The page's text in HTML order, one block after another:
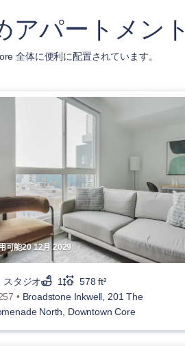
アパートメント
全体に便利に配置されています。
可能20 12月 2029
スタジオ 1
578 ft²
• Broadstone Inkwell, 201 The
North, Downtown Core